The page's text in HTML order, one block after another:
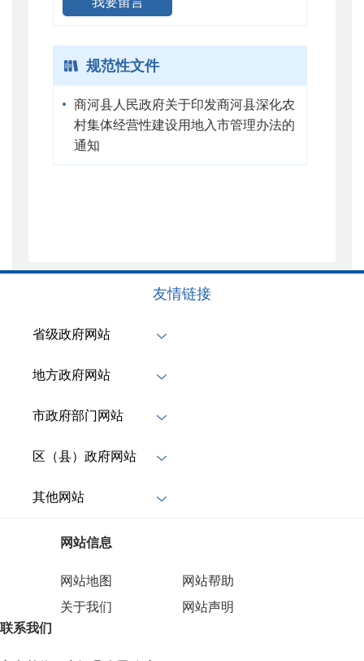
规范性文件
商河县人民政府关于印发商河县深化农
村集体经营性建设用地入市管理办法的
通知
友情链接
省级政府网站
地方政府网站
市政府部门网站
区（县）政府网站
其他网站
网站信息
网站地图
网站帮助
关于我们
网站声明
联系我们